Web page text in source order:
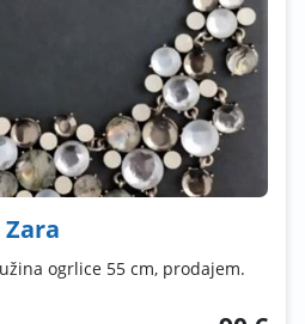
ogrlice 55 cm, prodajem.